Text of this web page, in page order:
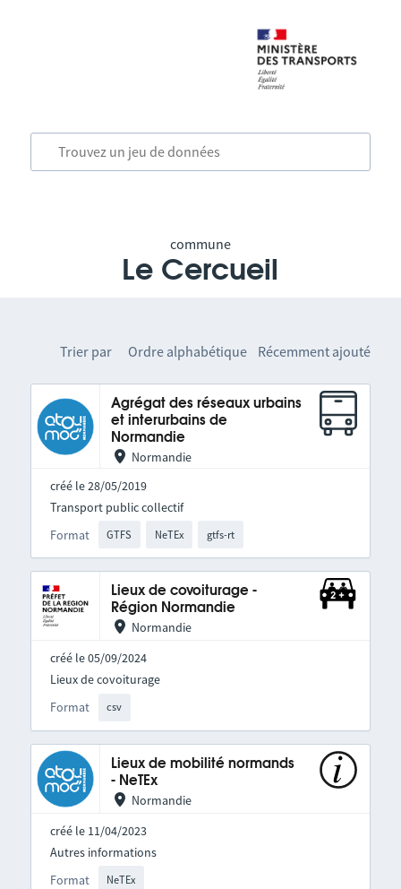
commune
Le Cercueil
Trier par Ordre alphabétique Récemment ajouté
Agrégat des réseaux urbains
et interurbains de
Normandie
Normandie
créé le 28/05/2019
Format GTFS NeTEx gtfs-rt
Transport public collectif
Lieux de covoiturage -
Région Normandie
Normandie
créé le 05/09/2024
Format csv
Lieux de covoiturage
Lieux de mobilité normands
- NeTEx
Normandie
créé le 11/04/2023
Format NeTEx
Autres informations